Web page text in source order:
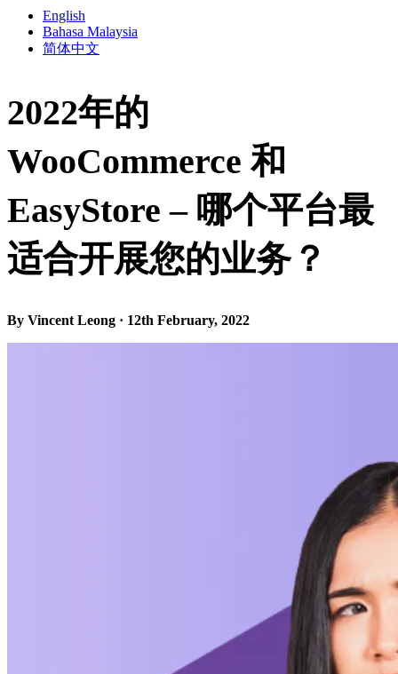
English
Bahasa Malaysia
简体中文
2022年的
WooCommerce 和
EasyStore – 哪个平台最
适合开展您的业务？
By Vincent Leong · 12th February, 2022